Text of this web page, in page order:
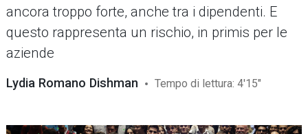
ancora troppo forte, anche tra i dipendenti. E
questo rappresenta un rischio, in primis per le
aziende
Lydia Romano Dishman Tempo di lettura: 4'15"